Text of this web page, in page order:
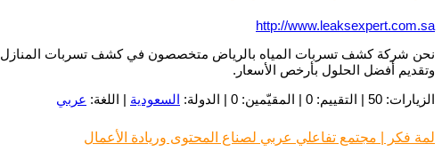
http://www.leaksexpert.com.sa
نحن شركة كشف تسربات المياه بالرياض متخصصون في كشف تسربات المنازل
وتقديم أفضل الحلول بأرخص الأسعار.
الزيارات: 50 | التقييم: 0 | المقيّمين: 0 | الدولة:
السعودية | اللغة: عربي
لمة فكر | مجتمع تفاعلي عربي لصناع المحتوى وريادة الأعمال